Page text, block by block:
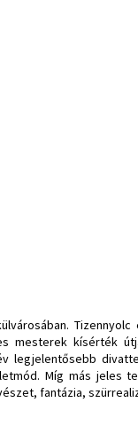
mesterek kísérték
legjelentősebb
Míg más jeles
fantázia,